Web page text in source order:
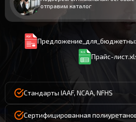
отправим каталог
Прайс-
Стандарты IAAF, NCAA, NFHS
Сертифицированная